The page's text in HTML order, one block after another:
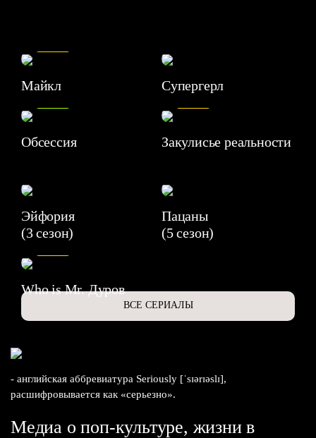
Майкл Супергерл
Обсессия
7.1
Закулисье реальности
Эйфория
(3 сезон)
Пацаны
(5 сезон)
Who is Mr. Дуров
ВСЕ СЕРИАЛЫ
- английская аббревиатура Seriously [ˈsɪərɪəslɪ],
расшифровывается как «серьезно».
Медиа о поп-культуре, жизни в